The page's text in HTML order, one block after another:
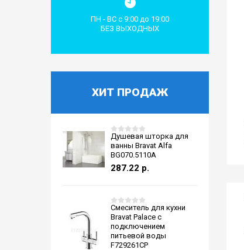
ПН - ВС с 9:00 до 19:00
БЕЗ ВЫХОДНЫХ
ХИТ ПРОДАЖ
Душевая шторка для
ванны Bravat Alfa
BG070.5110A
287.22 р.
Смеситель для кухни
Bravat Palace с
подключением
питьевой воды
F729261CP